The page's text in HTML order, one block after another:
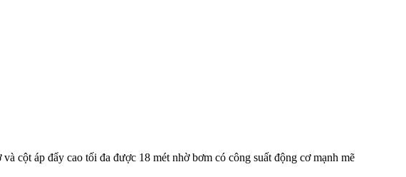
áp đẩy cao tối đa được 18 mét nhờ bơm có công suất động cơ mạnh mẽ